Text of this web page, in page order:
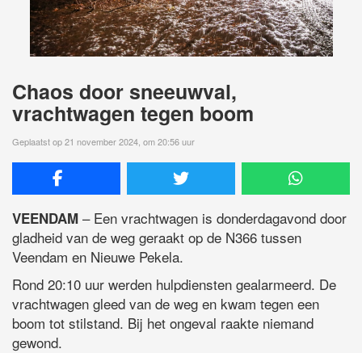
Chaos door sneeuwval,
vrachtwagen tegen boom
Geplaatst op 21 november 2024, om 20:56 uur
VEENDAM – Een vrachtwagen is donderdagavond door
gladheid van de weg geraakt op de N366 tussen
Veendam en Nieuwe Pekela.
Rond 20:10 uur werden hulpdiensten gealarmeerd. De
vrachtwagen gleed van de weg en kwam tegen een
boom tot stilstand. Bij het ongeval raakte niemand
gewond.